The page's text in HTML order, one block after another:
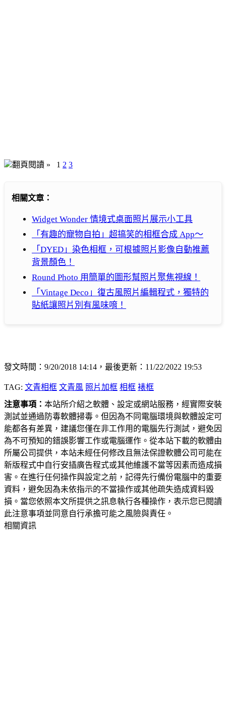
翻頁閱讀 » 1 2 3
相關文章：
Widget Wonder 情境式桌面照片展示小工具
「有趣的寵物自拍」超搞笑的相框合成 App～
「DYED」染色相框，可根據照片影像自動推薦
背景顏色！
Round Photo 用簡單的圖形幫照片聚焦視線！
「Vintage Deco」復古風照片編輯程式，獨特的
貼紙讓照片別有風味唷！
發文時間：9/20/2018 14:14，最後更新：11/22/2022 19:53
TAG: 文青相框 文青風 照片加框 相框 裱框
注意事項： 本站所介紹之軟體、設定或網站服務，經實際安裝
測試並通過防毒軟體掃毒。但因為不同電腦環境與軟體設定可
能都各有差異，建議您僅在非工作用的電腦先行測試，避免因
為不可預知的錯誤影響工作或電腦運作。從本站下載的軟體由
所屬公司提供，本站未經任何修改且無法保證軟體公司可能在
新版程式中自行安插廣告程式或其他維護不當等因素而造成損
害。在進行任何操作與設定之前，記得先行備份電腦中的重要
資料，避免因為未依指示的不當操作或其他疏失造成資料毀
損。當您依照本文所提供之訊息執行各種操作，表示您已閱讀
此注意事項並同意自行承擔可能之風險與責任。
相關資訊